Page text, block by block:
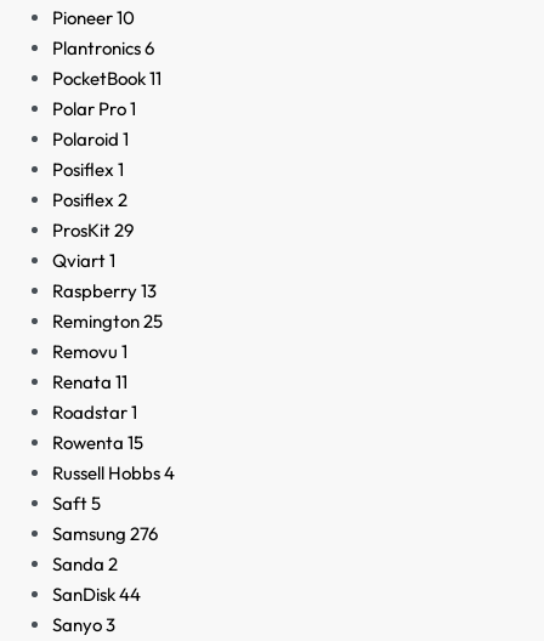
Pioneer10
Plantronics6
PocketBook11
Polar Pro1
Polaroid 1
Posiflex 1
Posiflex 2
ProsKit29
Qviart1
Raspberry13
Remington25
Removu 1
Renata 11
Roadstar1
Rowenta 15
Russell Hobbs4
Saft5
Samsung 276
Sanda 2
SanDisk44
Sanyo3